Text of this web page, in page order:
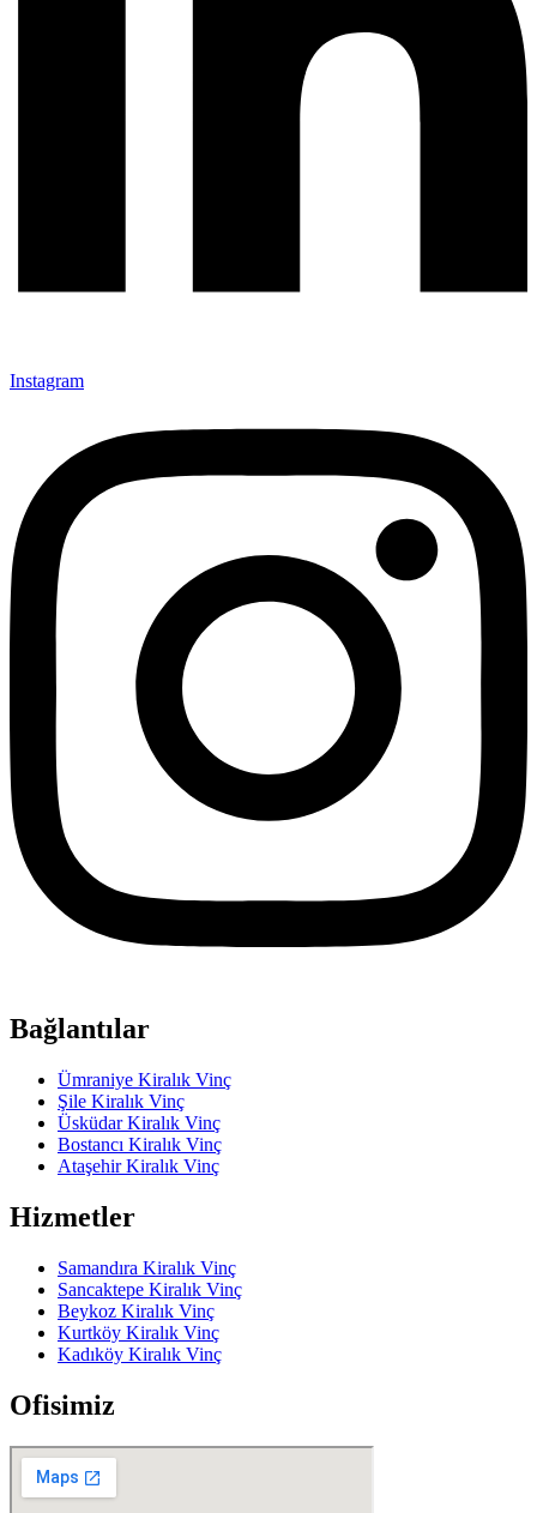
Instagram
Bağlantılar
Ümraniye Kiralık Vinç
Şile Kiralık Vinç
Üsküdar Kiralık Vinç
Bostancı Kiralık Vinç
Ataşehir Kiralık Vinç
Hizmetler
Samandıra Kiralık Vinç
Sancaktepe Kiralık Vinç
Beykoz Kiralık Vinç
Kurtköy Kiralık Vinç
Kadıköy Kiralık Vinç
Ofisimiz